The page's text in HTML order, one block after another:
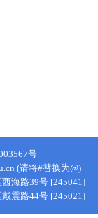
号
(请将#替换为@)
海路39号 [245041]
震路44号 [245021]